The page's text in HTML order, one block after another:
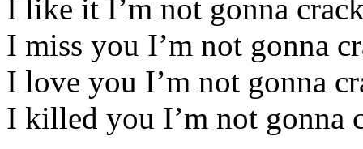
I like it I’m not gonna
I miss you I’m not gonna
I love you I’m not gonna
I killed you I’m not gonna